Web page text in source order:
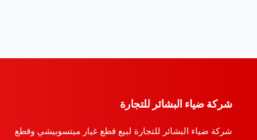
شركة ضياء البشائر للتجارة
شركة ضياء البشائر للتجارة لبيع قطع غيار ميتسوبيشي وقطع